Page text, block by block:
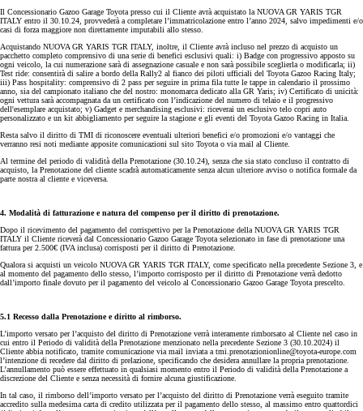
Il Concessionario Gazoo Garage Toyota presso cui il Cliente avrà acquistato la NUOVA GR YARIS TGR
ITALY entro il 30.10.24, provvederà a completare l’immatricolazione entro l’anno 2024, salvo impedimenti e/o
casi di forza maggiore non direttamente imputabili allo stesso.
Acquistando NUOVA GR YARIS TGR ITALY, inoltre, il Cliente avrà incluso nel prezzo di acquisto un
pacchetto completo comprensivo di una serie di benefici esclusivi quali: i) Badge con progressivo apposto su
ogni veicolo, la cui numerazione sarà di assegnazione casuale e non sarà possibile sceglierla o modificarla; ii)
Test ride: consentirà di salire a bordo della Rally2 al fianco dei piloti ufficiali del Toyota Gazoo Racing Italy;
iii) Pass hospitality: comprensivo di 2 pass per seguire in prima fila tutte le tappe in calendario il prossimo
anno, sia del campionato italiano che del nostro: monomarca dedicato alla GR Yaris; iv) Certificato di unicità:
ogni vettura sarà accompagnata da un certificato con l’indicazione del numero di telaio e il progressivo
dell'esemplare acquistato; v) Gadget e merchandising esclusivi: riceverai un esclusivo telo copri auto
personalizzato e un kit abbigliamento per seguire la stagione e gli eventi del Toyota Gazoo Racing in Italia.
Resta salvo il diritto di TMI di riconoscere eventuali ulteriori benefici e/o promozioni e/o vantaggi che
verranno resi noti mediante apposite comunicazioni sul sito Toyota o via mail al Cliente.
Al termine del periodo di validità della Prenotazione (30.10.24), senza che sia stato concluso il contratto di
acquisto, la Prenotazione del cliente scadrà automaticamente senza alcun ulteriore avviso o notifica formale da
parte nostra al cliente e viceversa.
4. Modalità di fatturazione e natura del compenso per il diritto di prenotazione.
Dopo il ricevimento del pagamento del corrispettivo per la Prenotazione della NUOVA GR YARIS TGR
ITALY il Cliente riceverà dal Concessionario Gazoo Garage Toyota selezionato in fase di prenotazione una
fattura per 2.500€ (IVA inclusa) corrisposti per il diritto di Prenotazione.
Qualora si acquisti un veicolo NUOVA GR YARIS TGR ITALY, come specificato nella precedente Sezione 3, e
al momento del pagamento dello stesso, l’importo corrisposto per il diritto di Prenotazione verrà dedotto
dall’importo finale dovuto per il pagamento del veicolo al Concessionario Gazoo Garage Toyota prescelto.
5.1 Recesso dalla Prenotazione e diritto al rimborso.
L’importo versato per l’acquisto del diritto di Prenotazione verrà interamente rimborsato al Cliente nel caso in
cui entro il Periodo di validità della Prenotazione menzionato nella precedente Sezione 3 (30.10.2024) il
Cliente abbia notificato, tramite comunicazione via mail inviata a tmi.prenotazionionline@toyota-europe.com
l’intenzione di recedere dal diritto di prelazione, specificando che desidera annullare la propria prenotazione.
L’annullamento può essere effettuato in qualsiasi momento entro il Periodo di validità della Prenotazione a
discrezione del Cliente e senza necessità di fornire alcuna giustificazione.
In tal caso, il rimborso dell’importo versato per l’acquisto del diritto di Prenotazione verrà eseguito tramite
accredito sulla medesima carta di credito utilizzata per il pagamento dello stesso, al massimo entro quattordici